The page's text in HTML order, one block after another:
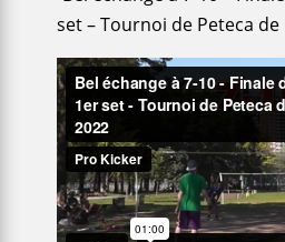
set – Tournoi de Peteca